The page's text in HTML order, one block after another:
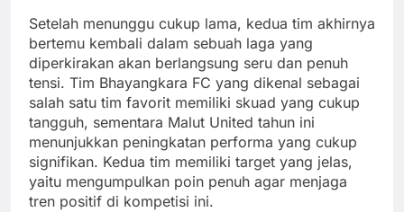
Setelah menunggu cukup lama, kedua tim akhirnya
bertemu kembali dalam sebuah laga yang
diperkirakan akan berlangsung seru dan penuh
tensi. Tim Bhayangkara FC yang dikenal sebagai
salah satu tim favorit memiliki skuad yang cukup
tangguh, sementara Malut United tahun ini
menunjukkan peningkatan performa yang cukup
signifikan. Kedua tim memiliki target yang jelas,
yaitu mengumpulkan poin penuh agar menjaga
tren positif di kompetisi ini.